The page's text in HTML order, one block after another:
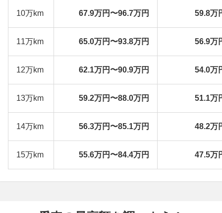
10万km 67.9万円〜96.7万円 59.8万
11万km 65.0万円〜93.8万円 56.9万
12万km 62.1万円〜90.9万円 54.0万
13万km 59.2万円〜88.0万円 51.1万
14万km 56.3万円〜85.1万円 48.2万
15万km 55.6万円〜84.4万円 47.5万